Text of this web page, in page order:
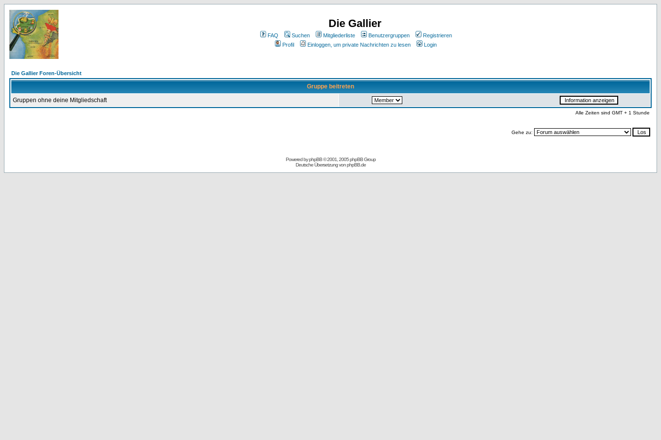
Die Gallier
FAQ Suchen Mitgliederliste Benutzergruppen
Registrieren
Profil
Einloggen, um private Nachrichten zu lesen Login
Die Gallier Foren-Übersicht
Gruppe beitreten
Gruppen ohne deine Mitgliedschaft
Alle Zeiten sind GMT + 1 Stunde
Gehe zu:
Powered byphpBB© 2001, 2005 phpBB Group
Deutsche Übersetzung vonphpBB.de